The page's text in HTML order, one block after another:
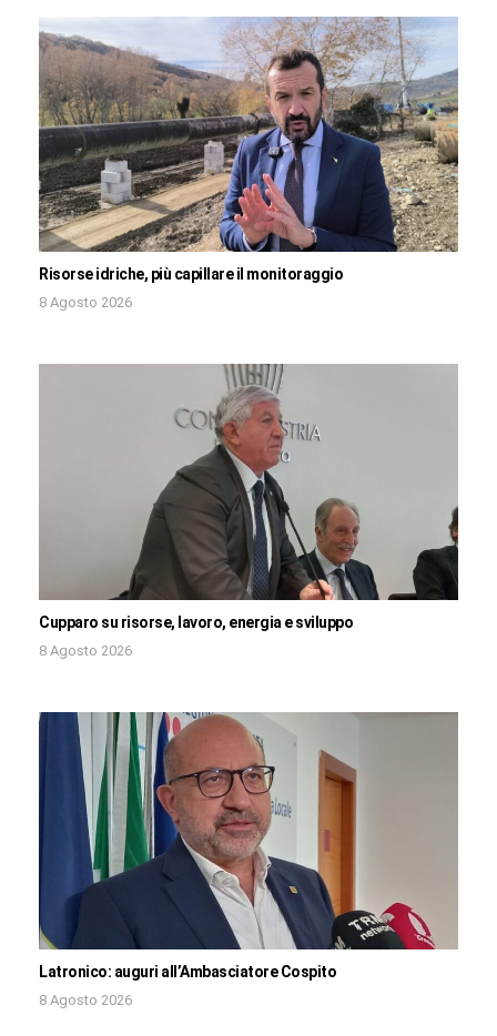
Risorse idriche, più capillare il monitoraggio
8 Agosto 2026
Cupparo su risorse, lavoro, energia e sviluppo
8 Agosto 2026
Latronico: auguri all’Ambasciatore Cospito
8 Agosto 2026